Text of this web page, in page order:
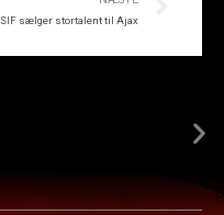
SIF sælger stortalent til Ajax